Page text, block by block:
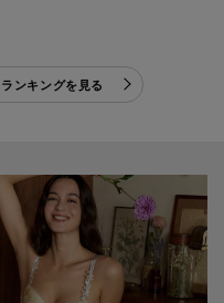
ンキングを見る